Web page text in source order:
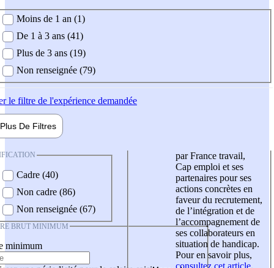
demandée
Moins de 1 an (1)
De 1 à 3 ans (41)
Plus de 3 ans (19)
Non renseignée (79)
le filtre de l'expérience demandée
Plus De Filtres
Cadre (40)
Non cadre (86)
Non renseignée (67)
BRUT MINIMUM
minimum
par France travail,
Cap emploi et ses
partenaires pour ses
actions concrètes en
faveur du recrutement,
de l’intégration et de
l’accompagnement de
ses collaborateurs en
situation de handicap.
Pour en savoir plus,